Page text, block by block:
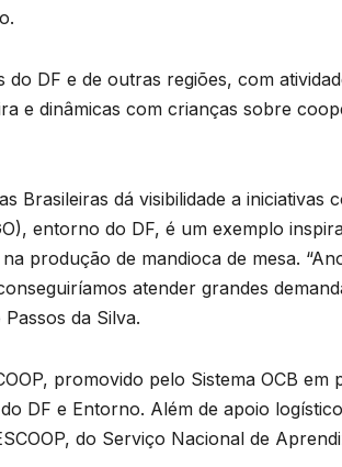
DF e de outras regiões, com
e dinâmicas com crianças sobre
Brasileiras dá visibilidade a iniciativas
entorno do DF, é um exemplo
produção de mandioca de mesa.
atender grandes
da Silva.
promovido pelo Sistema OCB
DF e Entorno. Além de apoio
do Serviço Nacional de